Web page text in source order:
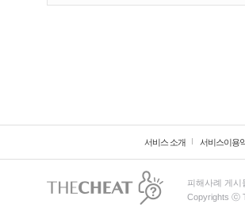
서비스 소개 서비스이용
피해사례 게시
Copyrights ⓒ